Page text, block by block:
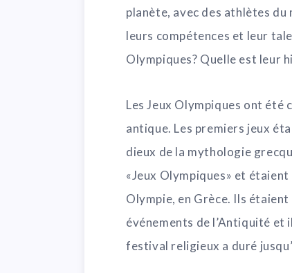
planète, avec des athlètes
leurs compétences et leur
Olympiques? Quelle est leur
Les Jeux Olympiques ont été
antique. Les premiers jeux
dieux de la mythologie
«Jeux Olympiques» et
Olympie, en Grèce. Ils étaient
événements de l’Antiquité et
festival religieux a duré